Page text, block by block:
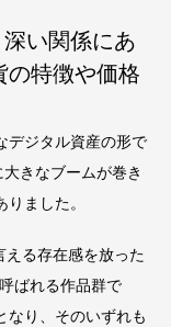
い関係にあ
の特徴や価格
デジタル資産の形で
きなブームが巻き
ました。
える存在感を放った
ばれる作品群で
なり、そのいずれも